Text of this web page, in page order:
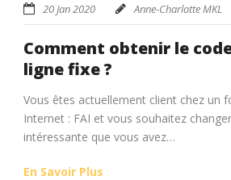
20 Jan 2020 Anne-Charlotte MKL
Comment obtenir le code
ligne fixe ?
Vous êtes actuellement client chez un
Internet : FAI et vous souhaitez
intéressante que vous avez…
En Savoir Plus